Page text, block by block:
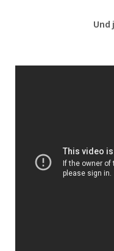
Und